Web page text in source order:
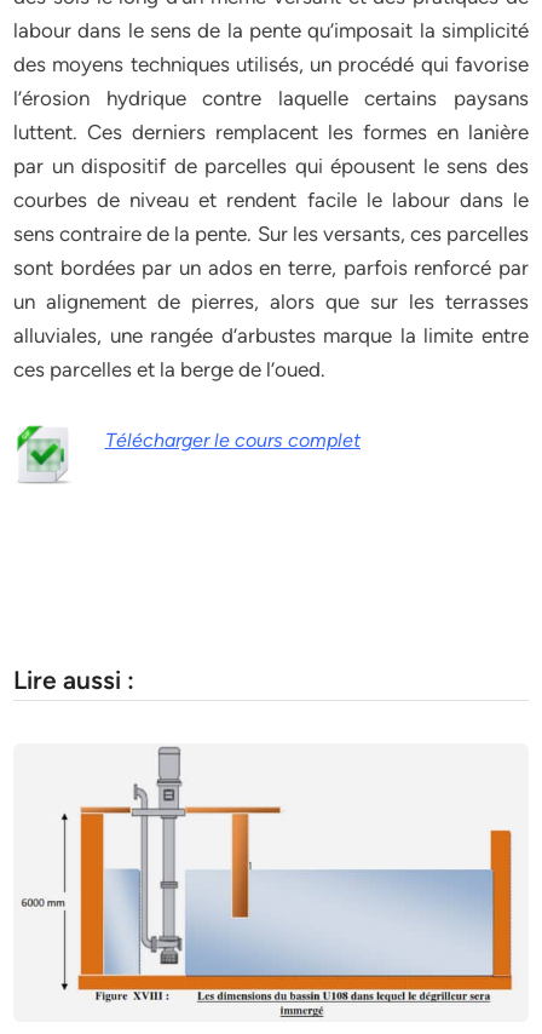
labour dans le sens de la pente qu’imposait la simplicité
des moyens techniques utilisés, un procédé qui favorise
l’érosion hydrique contre laquelle certains paysans
luttent. Ces derniers remplacent les formes en lanière
par un dispositif de parcelles qui épousent le sens des
courbes de niveau et rendent facile le labour dans le
sens contraire de la pente. Sur les versants, ces parcelles
sont bordées par un ados en terre, parfois renforcé par
un alignement de pierres, alors que sur les terrasses
alluviales, une rangée d’arbustes marque la limite entre
ces parcelles et la berge de l’oued.
Télécharger le cours complet
Lire aussi :